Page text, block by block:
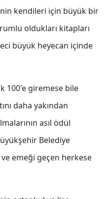
kendileri için büyük bir
oldukları kitapları
büyük heyecan içinde
100'e giremese bile
daha yakından
asıl ödül
Belediye
emeği geçen herkese